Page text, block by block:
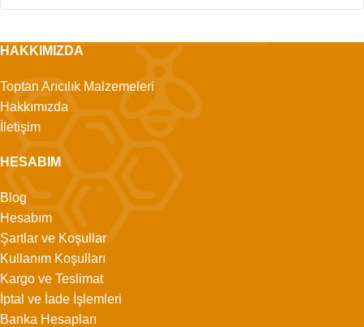
HAKKIMIZDA
Toptan Arıcılık Malzemeleri
Hakkımızda
İletişim
HESABIM
Blog
Hesabım
Şartlar ve Koşullar
Kullanım Koşulları
Kargo ve Teslimat
İptal ve İade İşlemleri
Banka Hesapları